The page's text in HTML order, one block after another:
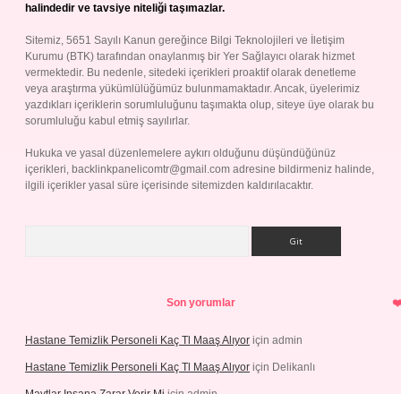
halindedir ve tavsiye niteliği taşımazlar.
Sitemiz, 5651 Sayılı Kanun gereğince Bilgi Teknolojileri ve İletişim
Kurumu (BTK) tarafından onaylanmış bir Yer Sağlayıcı olarak hizmet
vermektedir. Bu nedenle, sitedeki içerikleri proaktif olarak denetleme
veya araştırma yükümlülüğümüz bulunmamaktadır. Ancak, üyelerimiz
yazdıkları içeriklerin sorumluluğunu taşımakta olup, siteye üye olarak bu
sorumluluğu kabul etmiş sayılırlar.
Hukuka ve yasal düzenlemelere aykırı olduğunu düşündüğünüz
içerikleri, backlinkpanelicomtr@gmail.com adresine bildirmeniz halinde,
ilgili içerikler yasal süre içerisinde sitemizden kaldırılacaktır.
Son yorumlar
Hastane Temizlik Personeli Kaç Tl Maaş Alıyor için admin
Hastane Temizlik Personeli Kaç Tl Maaş Alıyor için Delikanlı